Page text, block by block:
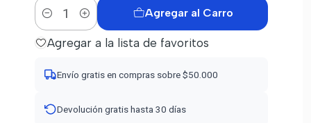
Cantidad
Agregar al Carro
Agregar a la lista de favoritos
Envío gratis en compras sobre $50.000
Devolución gratis hasta 30 días